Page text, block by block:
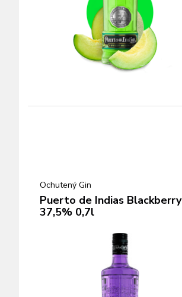
Ochutený Gin
Puerto de Indias Blackberry
37,5% 0,7l